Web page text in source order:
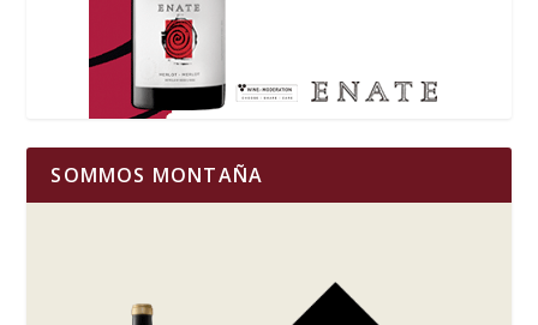
SOMMOS MONTAÑA